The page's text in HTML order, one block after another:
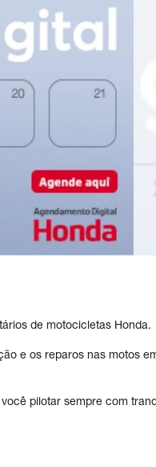
de motocicletas Honda.
e os reparos nas motos
pilotar sempre com